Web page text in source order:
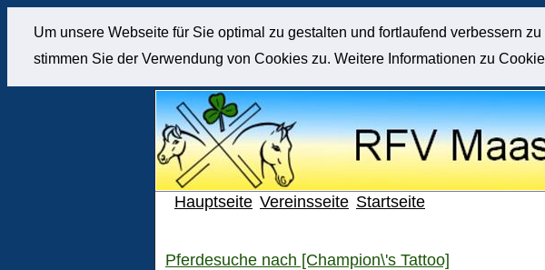
Um unsere Webseite für Sie optimal zu gestalten und fortlaufend verbessern
stimmen Sie der Verwendung von Cookies zu. Weitere Informationen zu
Hauptseite Vereinsseite Startseite
Pferdesuche nach [Champion\'s Tattoo]